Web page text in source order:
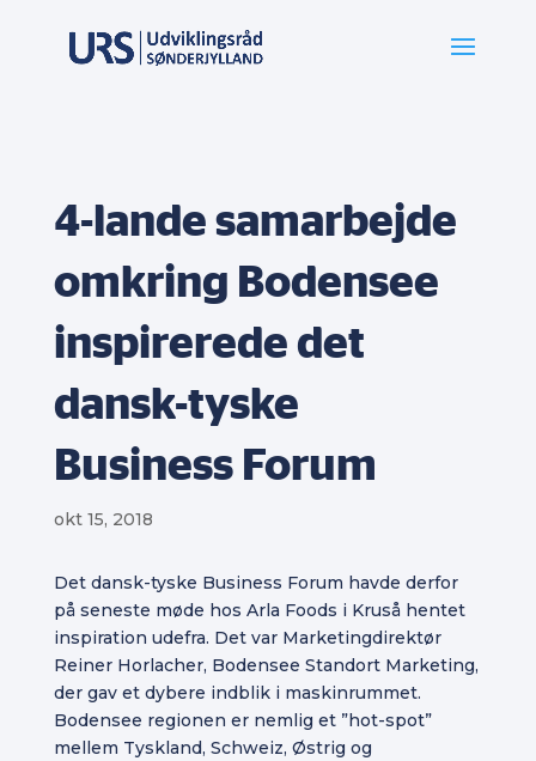
4-lande samarbejde
omkring Bodensee
inspirerede det
dansk-tyske
Business Forum
okt 15, 2018
Det dansk-tyske Business Forum havde derfor
på seneste møde hos Arla Foods i Kruså hentet
inspiration udefra. Det var Marketingdirektør
Reiner Horlacher, Bodensee Standort Marketing,
der gav et dybere indblik i maskinrummet.
Bodensee regionen er nemlig et ”hot-spot”
mellem Tyskland, Schweiz, Østrig og